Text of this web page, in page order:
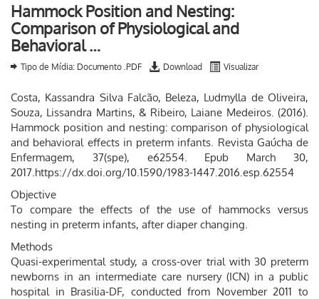
Hammock Position and Nesting:
Comparison of Physiological and
Behavioral …
Tipo de Mídia: Documento .PDF Download Visualizar
Costa, Kassandra Silva Falcão, Beleza, Ludmylla de Oliveira,
Souza, Lissandra Martins, & Ribeiro, Laiane Medeiros. (2016).
Hammock position and nesting: comparison of physiological
and behavioral effects in preterm infants. Revista Gaúcha de
Enfermagem, 37(spe), e62554. Epub March 30,
2017.https://dx.doi.org/10.1590/1983-1447.2016.esp.62554
Objective
To compare the effects of the use of hammocks versus
nesting in preterm infants, after diaper changing.
Methods
Quasi-experimental study, a cross-over trial with 30 preterm
newborns in an intermediate care nursery (ICN) in a public
hospital in Brasilia-DF, conducted from November 2011 to